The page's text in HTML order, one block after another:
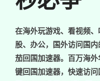
在海外玩游戏、看视频
股、办公，国外访问国
茄回国加速器。百万海
键回国加速器，快速访